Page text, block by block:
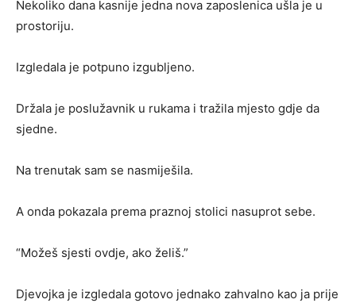
Nekoliko dana kasnije jedna nova zaposlenica ušla je u
prostoriju.
Izgledala je potpuno izgubljeno.
Držala je poslužavnik u rukama i tražila mjesto gdje da
sjedne.
Na trenutak sam se nasmiješila.
A onda pokazala prema praznoj stolici nasuprot sebe.
“Možeš sjesti ovdje, ako želiš.”
Djevojka je izgledala gotovo jednako zahvalno kao ja prije